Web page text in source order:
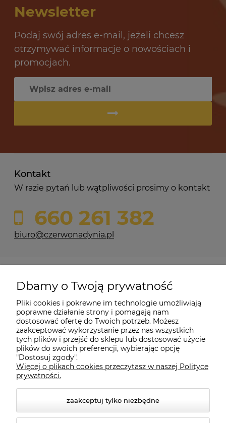
Newsletter
Podaj swój adres e-mail, jeżeli chcesz
otrzymywać informacje o nowościach i
promocjach.
Kontakt
W razie pytań lub wątpliwości prosimy o kontakt
660 261 382
biuro@czerwonadynia.pl
Moje konto
O firmie
Czerwona Dynia|ul. Konarskiego 9a| 66-200 Świebodzin |
Dbamy o Twoją prywatność
Pliki cookies i pokrewne im technologie umożliwiają
poprawne działanie strony i pomagają nam
dostosować ofertę do Twoich potrzeb. Możesz
zaakceptować wykorzystanie przez nas wszystkich
tych plików i przejść do sklepu lub dostosować użycie
plików do swoich preferencji, wybierając opcję
"Dostosuj zgody".
Więcej o plikach cookies przeczytasz w naszej Polityce
prywatności.
zaakceptuj tylko niezbędne